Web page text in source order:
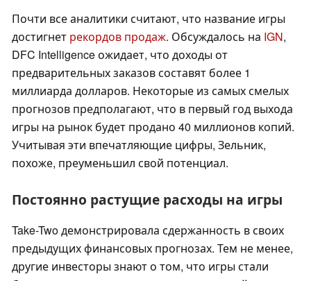
Почти все аналитики считают, что название игры
достигнет рекордов продаж. Обсуждалось на IGN,
DFC Intelligence ожидает, что доходы от
предварительных заказов составят более 1
миллиарда долларов. Некоторые из самых смелых
прогнозов предполагают, что в первый год выхода
игры на рынок будет продано 40 миллионов копий.
Учитывая эти впечатляющие цифры, Зельник,
похоже, преуменьшил свой потенциал.
Постоянно растущие расходы на игры
Take-Two демонстрировала сдержанность в своих
предыдущих финансовых прогнозах. Тем не менее,
другие инвесторы знают о том, что игры стали